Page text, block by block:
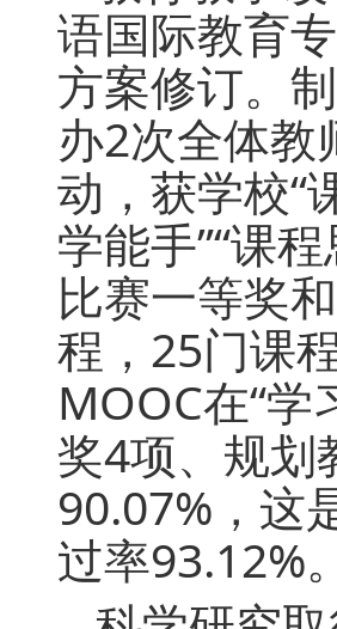
语国际教育
方案修订。
办2次全体教
动，获学校“
学能手”“课
比赛一等奖
程，25门课
MOOC在“
奖4项、规划
90.07%，这
过率93.12%